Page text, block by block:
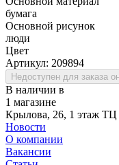
бумага
Основной рисунок
люди
Цвет
Артикул: 209894
Недоступен для заказа
В наличии в
1 магазине
Крылова, 26, 1 этаж
Новости
О компании
Вакансии